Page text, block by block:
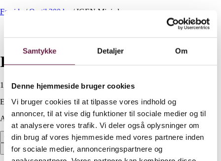
Samtykke Detaljer Om
Denne hjemmeside bruger cookies
Vi bruger cookies til at tilpasse vores indhold og
annoncer, til at vise dig funktioner til sociale medier og til
at analysere vores trafik. Vi deler også oplysninger om
din brug af vores hjemmeside med vores partnere inden
for sociale medier, annonceringspartnere og
Forside
/ Op til 300 kr. /IGEN Mini sleeve
IGEN Mini sleeve
150,00DKK
Ekskl. moms
Available on backorder
IGEN Mini sleeve antal
Bestil